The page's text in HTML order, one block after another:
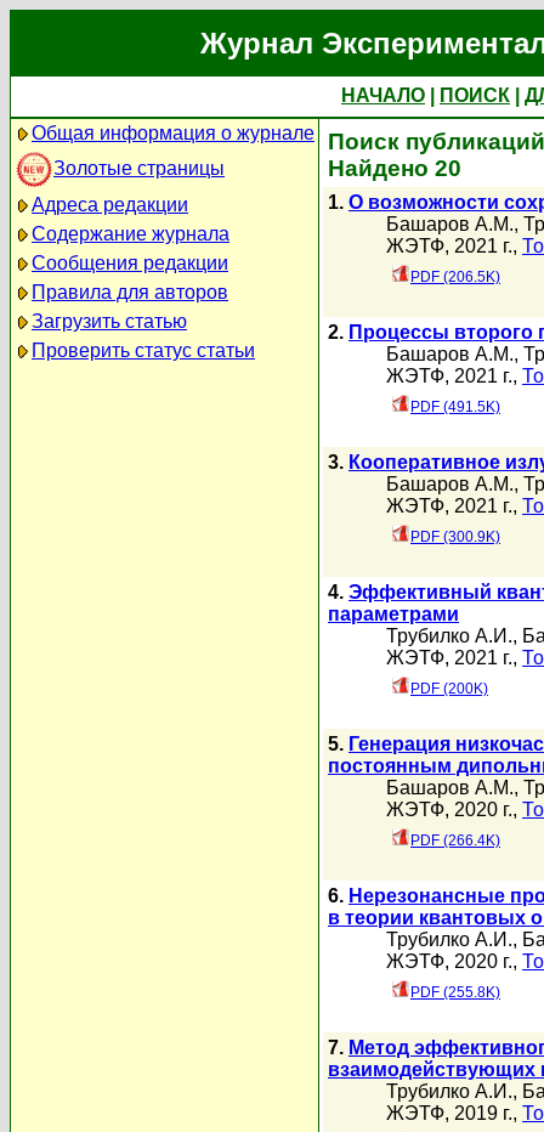
Журнал
НАЧАЛО ПОИСК
Общая информация о журнале
Золотые страницы
Адреса редакции
Содержание журнала
Сообщения редакции
Правила для авторов
Загрузить статью
Проверить статус статьи
Поиск
Найдено 20
1. О возможности
Башаров А.М.,
ЖЭТФ, 2021 г.,
PDF (206.5K)
2. Процессы второго
Башаров А.М.,
ЖЭТФ, 2021 г.,
PDF (491.5K)
3. Кооперативное
Башаров А.М.,
ЖЭТФ, 2021 г.,
PDF (300.9K)
4. Эффективный
параметрами
Трубилко А.И.,
ЖЭТФ, 2021 г.,
PDF (200K)
5. Генерация
постоянным
Башаров А.М.,
ЖЭТФ, 2020 г.,
PDF (266.4K)
6. Нерезонансные
в теории квантовых
Трубилко А.И.,
ЖЭТФ, 2020 г.,
PDF (255.8K)
7. Метод
взаимодействующих
Трубилко А.И.,
ЖЭТФ, 2019 г.,